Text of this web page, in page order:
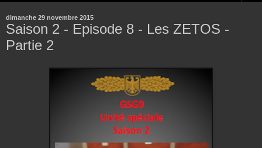
dimanche 29 novembre 2015
Saison 2 - Episode 8 - Les ZETOS -
Partie 2